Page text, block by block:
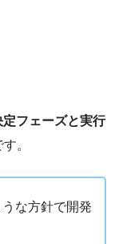
定フェーズと実行
。
な方針で開発